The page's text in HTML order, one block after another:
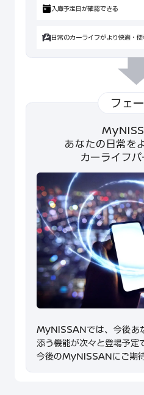
入庫予定日が確認できる
日常のカーライフがより快適・便
フェ
あなたの日常を
カーライフ
MyNISSANでは、今後あ
添う機能が次々と登場予定
今後のMyNISSANにご期